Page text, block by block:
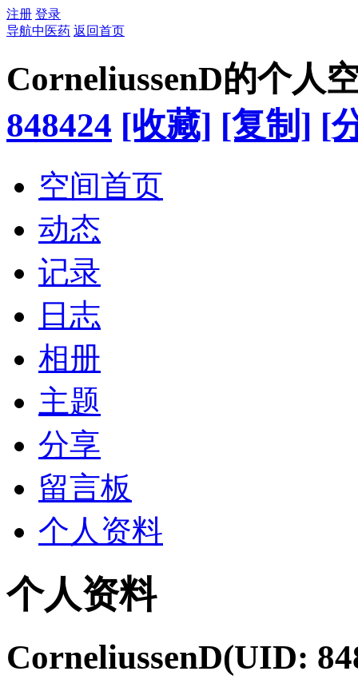
注册 登录
导航中医药 返回首页
CorneliussenD的个人
848424 [收藏] [复制] [
空间首页
动态
记录
日志
相册
主题
分享
留言板
个人资料
个人资料
CorneliussenD(UID: